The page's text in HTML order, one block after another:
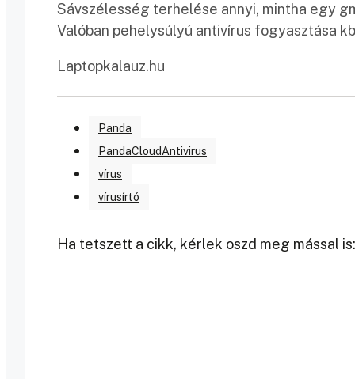
Sávszélesség terhelése annyi, mintha egy
Valóban pehelysúlyú antivírus fogyasztása
Laptopkalauz.hu
Panda
PandaCloudAntivirus
vírus
vírusírtó
Ha tetszett a cikk, kérlek oszd meg mással is: